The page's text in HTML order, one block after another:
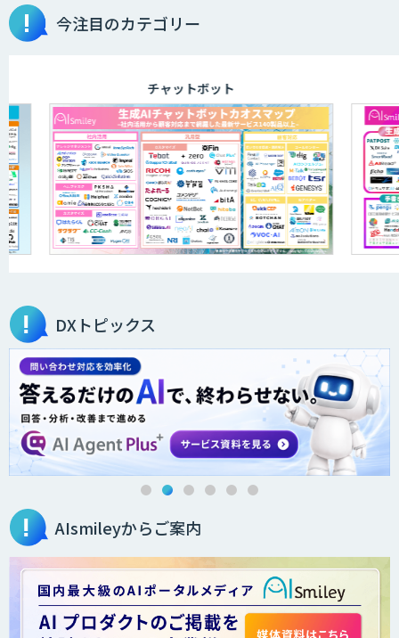
今注目のカテゴリー
チャットボット
DXトピックス
AIsmileyからご案内